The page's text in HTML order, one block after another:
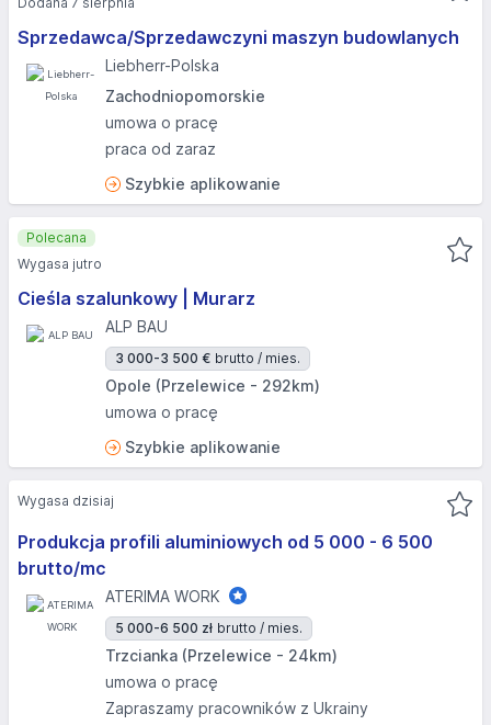
Sprzedawca/Sprzedawczyni maszyn budowlanych
Liebherr-Polska
Zachodniopomorskie
umowa o pracę
praca od zaraz
Szybkie aplikowanie
Cieśla szalunkowy | Murarz
ALP BAU
3 000-3 500 € brutto / mies.
Opole (Przelewice - 292km)
umowa o pracę
Szybkie aplikowanie
Polecana
Wygasa jutro
Produkcja profili aluminiowych od 5 000 - 6 500
brutto/mc
ATERIMA WORK
5 000-6 500 zł brutto / mies.
Trzcianka (Przelewice - 24km)
umowa o pracę
Zapraszamy pracowników z Ukrainy
Wygasa dzisiaj